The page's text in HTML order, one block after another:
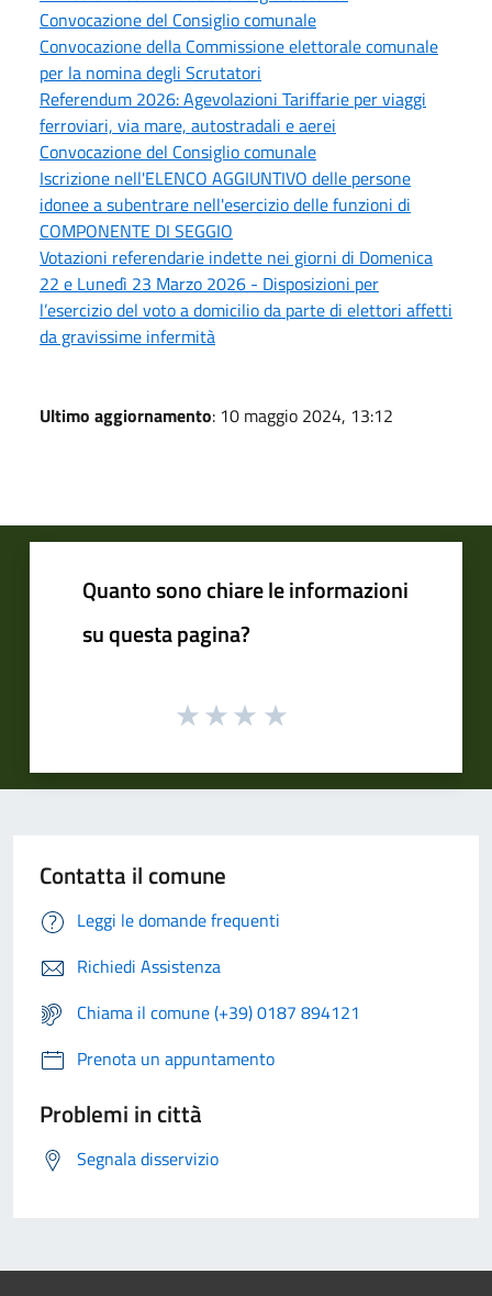
Convocazione del Consiglio comunale
Convocazione della Commissione elettorale comunale
per la nomina degli Scrutatori
Referendum 2026: Agevolazioni Tariffarie per viaggi
ferroviari, via mare, autostradali e aerei
Convocazione del Consiglio comunale
Iscrizione nell'ELENCO AGGIUNTIVO delle persone
idonee a subentrare nell'esercizio delle funzioni di
COMPONENTE DI SEGGIO
Votazioni referendarie indette nei giorni di Domenica
22 e Lunedì 23 Marzo 2026 - Disposizioni per
l’esercizio del voto a domicilio da parte di elettori affetti
da gravissime infermità
Ultimo aggiornamento: 10 maggio 2024, 13:12
Quanto sono chiare le informazioni
su questa pagina?
Contatta il comune
Leggi le domande frequenti
Richiedi Assistenza
Chiama il comune (+39) 0187 894121
Prenota un appuntamento
Problemi in città
Segnala disservizio